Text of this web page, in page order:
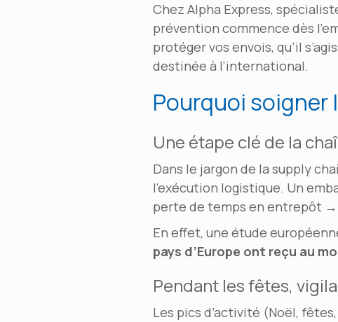
Chez Alpha Express,
prévention commence dès
protéger vos envois, qu’il
destinée à l’international.
Pourquoi soigner
Une étape clé de la
Dans le jargon de la supply
l’exécution logistique. Un
perte de temps en entrepôt
En effet, une étude
pays d’Europe ont reçu au
Pendant les fêtes,
Les pics d’activité (Noël,